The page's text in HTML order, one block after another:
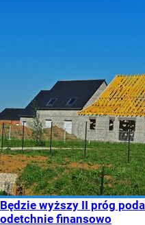
Będzie wyższy II próg
odetchnie finansowo